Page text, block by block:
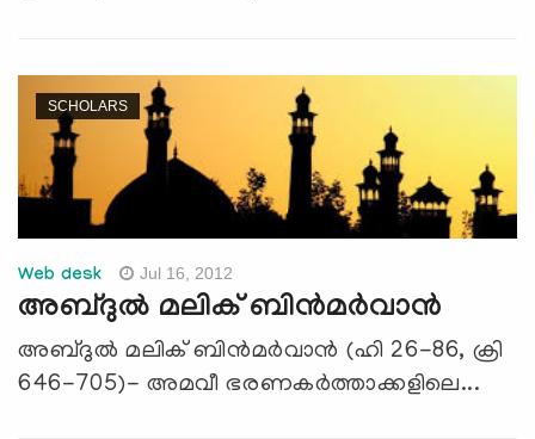
SCHOLARS
Web desk Jul 16, 2012
അബ്ദു‍ല്‍ മലിക് ബിന്‍മര്‍വാന്‍
അബ്ദു‍ല്‍ മലിക് ബിന്‍മര്‍വാന്‍ (ഹി 26-86, ക്രി
646-705)- അമവീ ഭരണകര്‍ത്താക്കളിലെ...